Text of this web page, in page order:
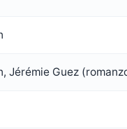
Jérémie Guez